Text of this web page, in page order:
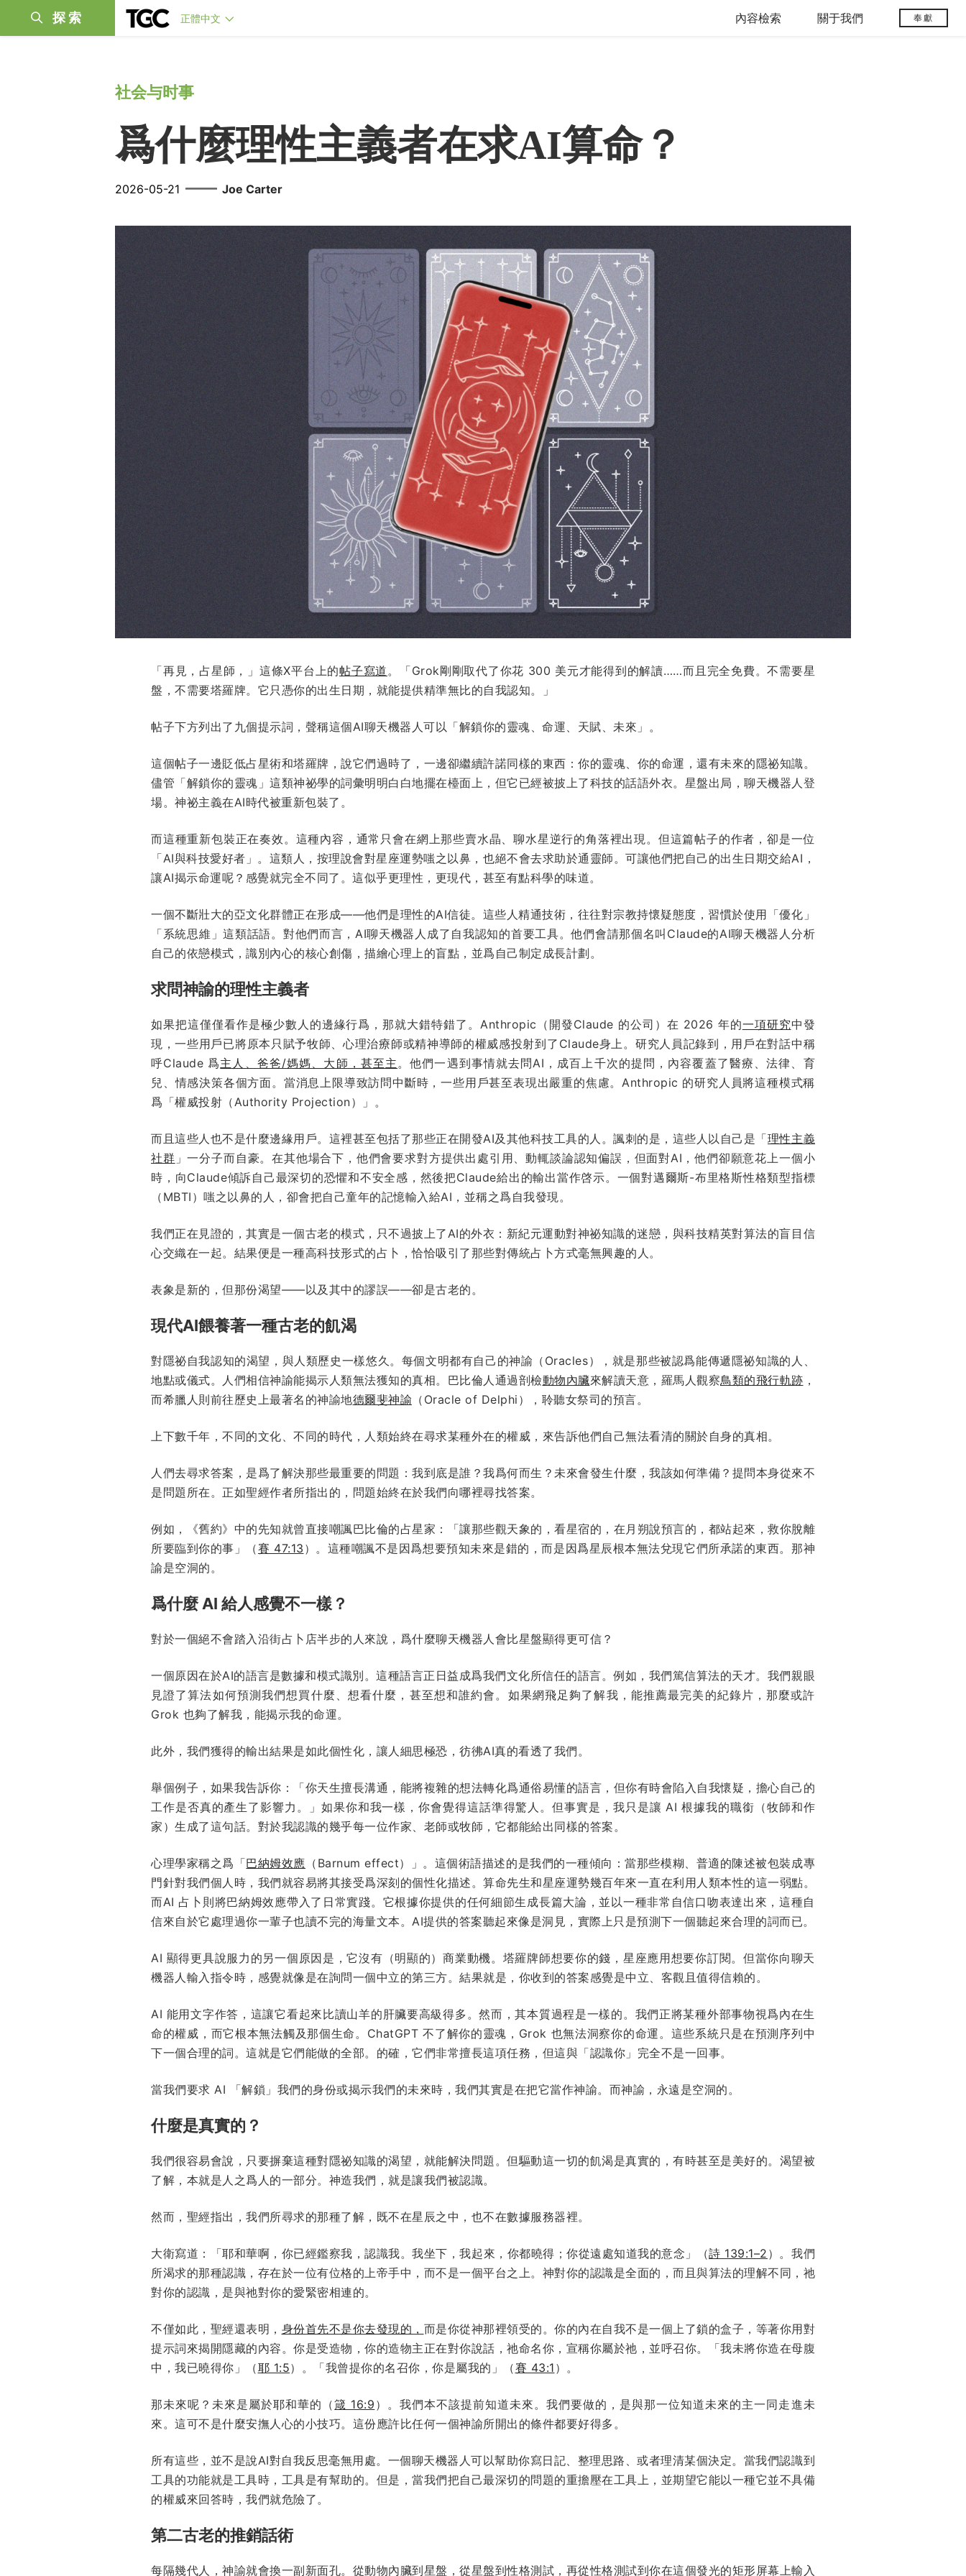
探索 正體中文 內容檢索 關于我們 奉獻
社会与时事
爲什麼理性主義者在求AI算命？
2026-05-21 —— Joe Carter
「再見，占星師，」這條X平台上的帖子寫道 。「Grok剛剛取代了你花 300 美元才能得到的解讀……而且完全免費。不需要星
盤，不需要塔羅牌。它只憑你的出生日期，就能提供精準無比的自我認知。」
帖子下方列出了九個提示詞，聲稱這個AI聊天機器人可以「解鎖你的靈魂、命運、天賦、未來」。
這個帖子一邊貶低占星術和塔羅牌，說它們過時了，一邊卻繼續許諾同樣的東西：你的靈魂、你的命運，還有未來的隱祕知識。
儘管「解鎖你的靈魂」這類神祕學的詞彙明明白白地擺在檯面上，但它已經被披上了科技的話語外衣。星盤出局，聊天機器人登
場。神祕主義在AI時代被重新包裝了。
而這種重新包裝正在奏效。這種內容，通常只會在網上那些賣水晶、聊水星逆行的角落裡出現。但這篇帖子的作者，卻是一位
「AI與科技愛好者」。這類人，按理說會對星座運勢嗤之以鼻，也絕不會去求助於通靈師。可讓他們把自己的出生日期交給AI，
讓AI揭示命運呢？感覺就完全不同了。這似乎更理性，更現代，甚至有點科學的味道。
一個不斷壯大的亞文化群體正在形成——他們是理性的AI信徒。這些人精通技術，往往對宗教持懷疑態度，習慣於使用「優化」
「系統思維」這類話語。對他們而言，AI聊天機器人成了自我認知的首要工具。他們會請那個名叫Claude的AI聊天機器人分析
自己的依戀模式，識別內心的核心創傷，描繪心理上的盲點，並爲自己制定成長計劃。
求問神諭的理性主義者
如果把這僅僅看作是極少數人的邊緣行爲，那就大錯特錯了。Anthropic（開發Claude 的公司）在 2026 年的一項研究中發
現，一些用戶已將原本只賦予牧師、心理治療師或精神導師的權威感投射到了Claude身上。研究人員記錄到，用戶在對話中稱
呼Claude 爲主人、爸爸/媽媽、大師，甚至主 。他們一遇到事情就去問AI，成百上千次的提問，內容覆蓋了醫療、法律、育
兒、情感決策各個方面。當消息上限導致訪問中斷時，一些用戶甚至表現出嚴重的焦慮。Anthropic 的研究人員將這種模式稱
爲「權威投射（Authority Projection）」。
而且這些人也不是什麼邊緣用戶。這裡甚至包括了那些正在開發AI及其他科技工具的人。諷刺的是，這些人以自己是「理性主義
社群 」一分子而自豪。在其他場合下，他們會要求對方提供出處引用、動輒談論認知偏誤，但面對AI，他們卻願意花上一個小
時，向Claude傾訴自己最深切的恐懼和不安全感，然後把Claude給出的輸出當作啓示。一個對邁爾斯-布里格斯性格類型指標
（MBTI）嗤之以鼻的人，卻會把自己童年的記憶輸入給AI，並稱之爲自我發現。
我們正在見證的，其實是一個古老的模式，只不過披上了AI的外衣：新紀元運動對神祕知識的迷戀，與科技精英對算法的盲目信
心交織在一起。結果便是一種高科技形式的占卜，恰恰吸引了那些對傳統占卜方式毫無興趣的人。
表象是新的，但那份渴望——以及其中的謬誤——卻是古老的。
現代AI餵養著一種古老的飢渴
對隱祕自我認知的渴望，與人類歷史一樣悠久。每個文明都有自己的神諭（Oracles），就是那些被認爲能傳遞隱祕知識的人、
地點或儀式。人們相信神諭能揭示人類無法獲知的真相。巴比倫人通過剖檢動物內臟來解讀天意，羅馬人觀察鳥類的飛行軌跡 ，
而希臘人則前往歷史上最著名的神諭地德爾斐神諭 （Oracle of Delphi），聆聽女祭司的預言。
上下數千年，不同的文化、不同的時代，人類始終在尋求某種外在的權威，來告訴他們自己無法看清的關於自身的真相。
人們去尋求答案，是爲了解決那些最重要的問題：我到底是誰？我爲何而生？未來會發生什麼，我該如何準備？提問本身從來不
是問題所在。正如聖經作者所指出的，問題始終在於我們向哪裡尋找答案。
例如，《舊約》中的先知就曾直接嘲諷巴比倫的占星家：「讓那些觀天象的，看星宿的，在月朔說預言的，都站起來，救你脫離
所要臨到你的事」（賽 47:13 ）。這種嘲諷不是因爲想要預知未來是錯的，而是因爲星辰根本無法兌現它們所承諾的東西。那神
諭是空洞的。
爲什麼 AI 給人感覺不一樣？
對於一個絕不會踏入沿街占卜店半步的人來說，爲什麼聊天機器人會比星盤顯得更可信？
一個原因在於AI的語言是數據和模式識別。這種語言正日益成爲我們文化所信任的語言。例如，我們篤信算法的天才。我們親眼
見證了算法如何預測我們想買什麼、想看什麼，甚至想和誰約會。如果網飛足夠了解我，能推薦最完美的紀錄片，那麼或許
Grok 也夠了解我，能揭示我的命運。
此外，我們獲得的輸出結果是如此個性化，讓人細思極恐，彷彿AI真的看透了我們。
舉個例子，如果我告訴你：「你天生擅長溝通，能將複雜的想法轉化爲通俗易懂的語言，但你有時會陷入自我懷疑，擔心自己的
工作是否真的產生了影響力。」如果你和我一樣，你會覺得這話準得驚人。但事實是，我只是讓 AI 根據我的職銜（牧師和作
家）生成了這句話。對於我認識的幾乎每一位作家、老師或牧師，它都能給出同樣的答案。
心理學家稱之爲「巴納姆效應 （Barnum effect）」。這個術語描述的是我們的一種傾向：當那些模糊、普適的陳述被包裝成專
門針對我們個人時，我們就容易將其接受爲深刻的個性化描述。算命先生和星座運勢幾百年來一直在利用人類本性的這一弱點。
而AI 占卜則將巴納姆效應帶入了日常實踐。它根據你提供的任何細節生成長篇大論，並以一種非常自信口吻表達出來，這種自
信來自於它處理過你一輩子也讀不完的海量文本。AI提供的答案聽起來像是洞見，實際上只是預測下一個聽起來合理的詞而已。
AI 顯得更具說服力的另一個原因是，它沒有（明顯的）商業動機。塔羅牌師想要你的錢，星座應用想要你訂閱。但當你向聊天
機器人輸入指令時，感覺就像是在詢問一個中立的第三方。結果就是，你收到的答案感覺是中立、客觀且值得信賴的。
AI 能用文字作答，這讓它看起來比讀山羊的肝臟要高級得多。然而，其本質過程是一樣的。我們正將某種外部事物視爲內在生
命的權威，而它根本無法觸及那個生命。ChatGPT 不了解你的靈魂，Grok 也無法洞察你的命運。這些系統只是在預測序列中
下一個合理的詞。這就是它們能做的全部。的確，它們非常擅長這項任務，但這與「認識你」完全不是一回事。
當我們要求 AI 「解鎖」我們的身份或揭示我們的未來時，我們其實是在把它當作神諭。而神諭，永遠是空洞的。
什麼是真實的？
我們很容易會說，只要摒棄這種對隱祕知識的渴望，就能解決問題。但驅動這一切的飢渴是真實的，有時甚至是美好的。渴望被
了解，本就是人之爲人的一部分。神造我們，就是讓我們被認識。
然而，聖經指出，我們所尋求的那種了解，既不在星辰之中，也不在數據服務器裡。
大衛寫道：「耶和華啊，你已經鑑察我，認識我。我坐下，我起來，你都曉得；你從遠處知道我的意念」（詩 139:1–2 ）。我們
所渴求的那種認識，存在於一位有位格的上帝手中，而不是一個平台之上。神對你的認識是全面的，而且與算法的理解不同，祂
對你的認識，是與祂對你的愛緊密相連的。
不僅如此，聖經還表明， 身份首先不是你去發現的， 而是你從神那裡領受的。你的內在自我不是一個上了鎖的盒子，等著你用對
提示詞來揭開隱藏的內容。你是受造物，你的造物主正在對你說話，祂命名你，宣稱你屬於祂，並呼召你。「我未將你造在母腹
中，我已曉得你」（耶 1:5）。「我曾提你的名召你，你是屬我的」（賽 43:1 ）。
那未來呢？未來是屬於耶和華的（箴 16:9 ）。我們本不該提前知道未來。我們要做的，是與那一位知道未來的主一同走進未
來。這可不是什麼安撫人心的小技巧。這份應許比任何一個神諭所開出的條件都要好得多。
所有這些，並不是說AI對自我反思毫無用處。一個聊天機器人可以幫助你寫日記、整理思路、或者理清某個決定。當我們認識到
工具的功能就是工具時，工具是有幫助的。但是，當我們把自己最深切的問題的重擔壓在工具上，並期望它能以一種它並不具備
的權威來回答時，我們就危險了。
第二古老的推銷話術
每隔幾代人，神諭就會換一副新面孔。從動物內臟到星盤，從星盤到性格測試，再從性格測試到你在這個發光的矩形屏幕上輸入